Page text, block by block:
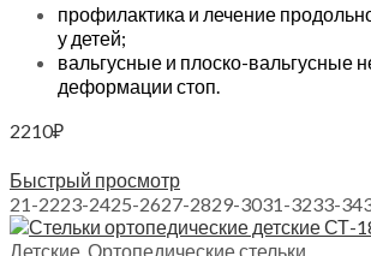
профилактика и лечение
у детей;
вальгусные и плоско-вальгусные
деформации стоп.
2210₽
Быстрый просмотр
21-2223-2425-2627-2829-3031-3233-34
Детские Ортопедические стельки